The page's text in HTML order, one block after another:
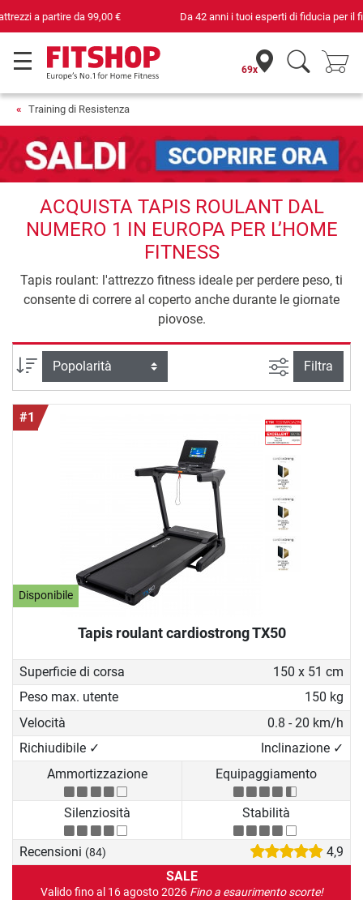
Da 42 anni i tuoi esperti di fiducia per il fitness domestico
69x
Training di Resistenza
ACQUISTA TAPIS ROULANT DAL
NUMERO 1 IN EUROPA PER L’HOME
FITNESS
Tapis roulant: l'attrezzo fitness ideale per perdere peso, ti
consente di correre al coperto anche durante le giornate
piovose.
Ordina per Ricerca
Filtra
#1
Disponibile
Tapis roulant cardiostrong TX50
Superficie di corsa
150 x 51 cm
Peso max. utente
150 kg
Velocità
0.8 - 20 km/h
Richiudibile ✓
Inclinazione ✓
Ammortizzazione
Equipaggiamento
Silenziosità Stabilità
Recensioni (84)
4,9
SALE
Valido fino al 16 agosto 2026 Fino a esaurimento scorte!